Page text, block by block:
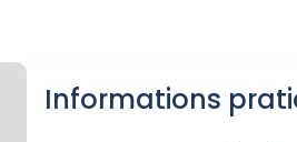
Informations